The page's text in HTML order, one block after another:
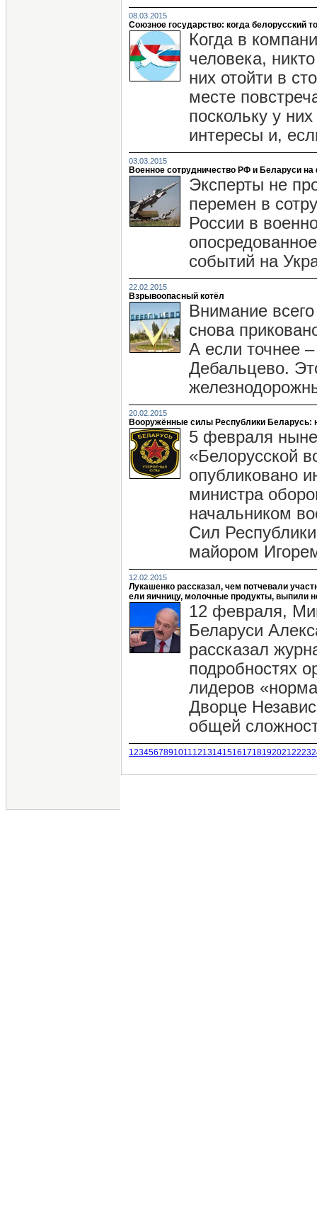
08.03.2015
Союзное государство: когда белорусский
Когда в
человека,
них отойти в
месте
поскольку у
интересы и,
03.03.2015
Военное сотрудничество РФ и Беларуси на
Эксперты не
перемен в
России в
событий на
22.02.2015
Взрывоопасный котёл
Внимание
снова
А если точнее
Дебальцево.
20.02.2015
Вооружённые силы Республики Беларусь:
5 февраля
«Белорусской
опубликовано
министра
начальником
Сил
майором
12.02.2015
Лукашенко рассказал, чем потчевали
ели яичницу, молочные продукты, выпили
12 февраля,
Беларуси
рассказал
подробностях
лидеров
Дворце
общей
1234567891011121314151617181920212223